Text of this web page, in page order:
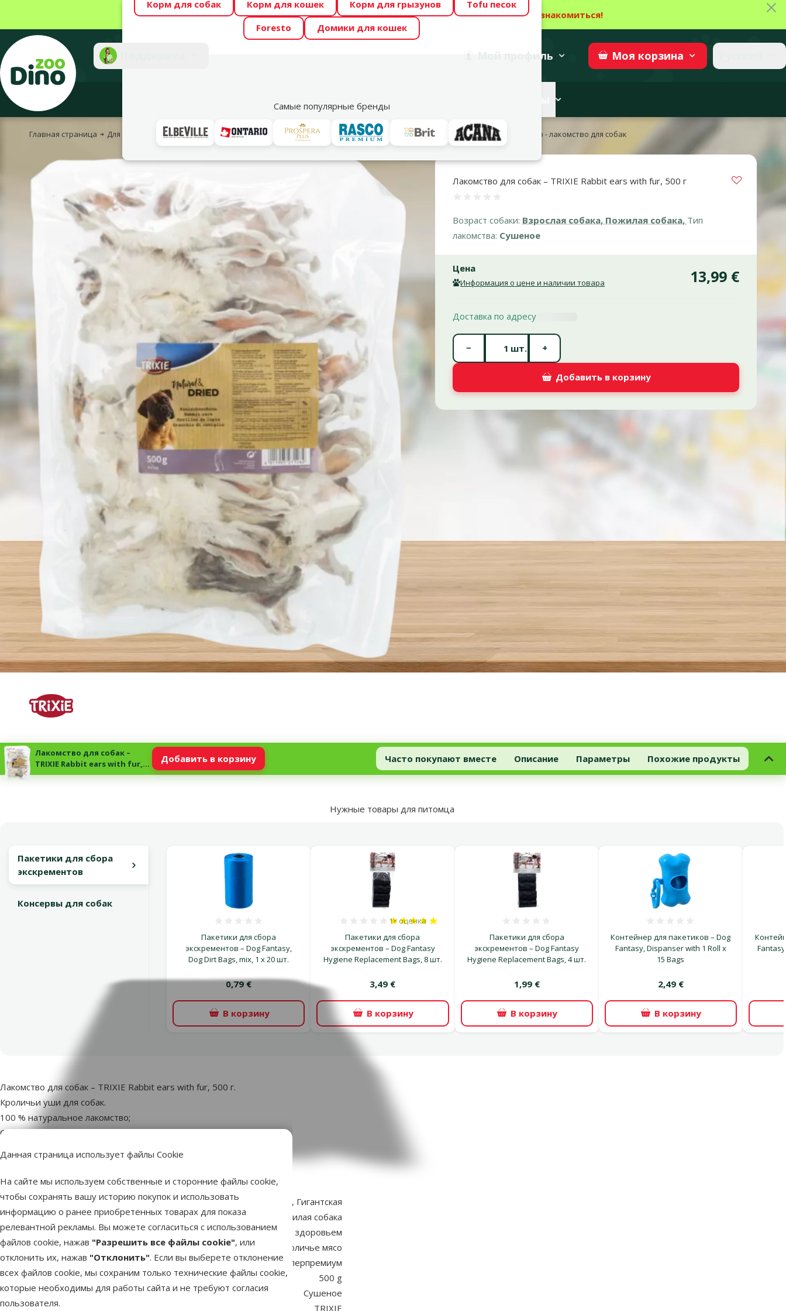
Весь месяц Dino Zoo предлагает отличные цены на ТОП-овые корма! 🍖 → Ознакомиться!
Фотоконкурс “GADA ŪSAIŅI”! Возможно Твой питомец станет звездой 2027 Участвовать
Данная страница использует файлы Cookie
На сайте мы используем собственные и сторонние файлы cookie,
чтобы сохранять вашу историю покупок и использовать
информацию о ранее приобретенных товарах для показа
релевантной рекламы. Вы можете согласиться с использованием
файлов cookie, нажав "Разрешить все файлы cookie", или
отклонить их, нажав "Отклонить". Если вы выберете отклонение
всех файлов cookie, мы сохраним только технические файлы cookie,
которые необходимы для работы сайта и не требуют согласия
пользователя.
профиль Моя корзина
Корм для собак Корм для кошек Корм для грызунов
Tofu песок
Foresto
Домики для кошек
Самые популярные бренды
Акции
Главная страница Для собак Корм и лакомства Лакомства для собак Для взрослых собак Уши крольчьи с мехом, Трикси, 500 гр - лакомство для собак
Лакомство для собак – TRIXIE Rabbit ears with fur, 500 г
Возраст собаки: Взрослая собака, Пожилая собака, Тип
лакомства: Сушеное
Цена
Информация о цене и наличии товара 13,99 €
Доставка по адресу
шт.
− +
Добавить в корзину
Лакомство для собак –
TRIXIE Rabbit ears with fur,
500 г
Добавить в корзину Часто покупают вместе Описание Параметры Похожие продукты
Нужные товары для питомца
Пакетики для сбора
экскрементов
Консервы для собак
Пакетики для сбора
экскрементов – Dog Fantasy,
Dog Dirt Bags, mix, 1 x 20 шт.
0,79 €
В корзину
Пакетики для сбора
экскрементов – Dog Fantasy
Hygiene Replacement Bags, 8 шт.
Оценка 100%, количество оценок: 1
1× оценка
3,49 €
В корзину
Пакетики для сбора
экскрементов – Dog Fantasy
Hygiene Replacement Bags, 4 шт.
1,99 €
В корзину
Контейнер для пакетиков – Dog
Fantasy, Dispanser with 1 Roll x
15 Bags
2,49 €
В корзину
superzoo.product.detail.content
Лакомство для собак – TRIXIE Rabbit ears with fur, 500 г.
Кроличьи уши для собак.
100 % натуральное лакомство;
Сушеные кроличьи уши с мехом.
Параметры
Размер собаки
Миниатюрная, Маленькая, Средняя, Большая, Гигантская
Возраст собаки
Взрослая собака, Пожилая собака
Состояние здоровья
Без проблем со здоровьем
Состав и вкус
Кроличье мясо
Качество
⭐⭐⭐⭐ Суперпремиум
Вес продукта
500 g
Тип лакомства
Сушеное
Бренд
TRIXIE